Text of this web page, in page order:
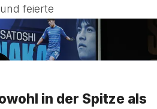
feierte
in der Spitze als